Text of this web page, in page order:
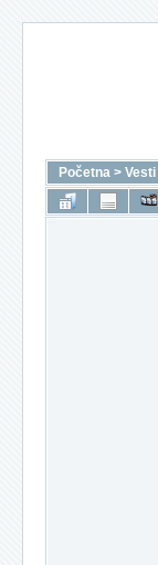
Početna > Vesti